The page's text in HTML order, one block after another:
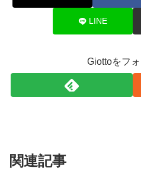
LINE
Giottoをフ
関連記事